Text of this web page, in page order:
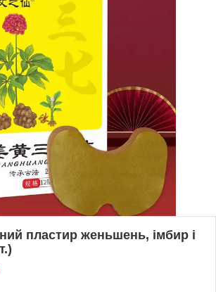
пластир женьшень, імбир і